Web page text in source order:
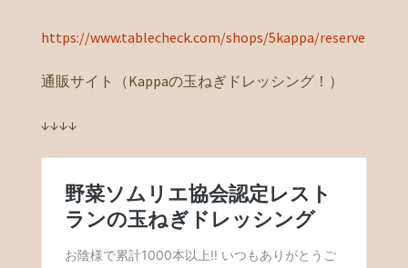
https://www.tablecheck.com/shops/5kappa/reserve
通販サイト（Kappaの玉ねぎドレッシング！）
↓↓↓↓